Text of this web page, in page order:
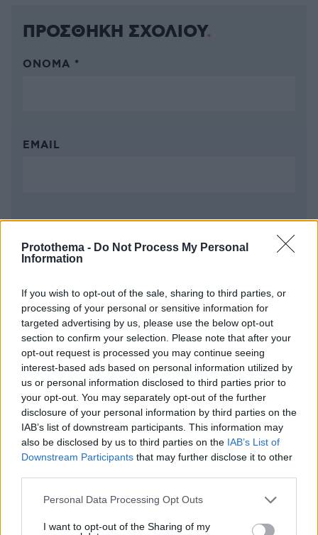
Protothema - Do Not Process My Personal
Information
If you wish to opt-out of the sale, sharing to third parties, or
processing of your personal or sensitive information for
targeted advertising by us, please use the below opt-out
section to confirm your selection. Please note that after your
opt-out request is processed you may continue seeing
interest-based ads based on personal information utilized by
us or personal information disclosed to third parties prior to
your opt-out. You may separately opt-out of the further
disclosure of your personal information by third parties on the
IAB’s list of downstream participants. This information may
also be disclosed by us to third parties on the IAB’s List of
Downstream Participants that may further disclose it to other
Please note that this website/app uses one or more Google
not limited to your visit or usage behaviour. You may click to
Personal Data Processing Opt Outs
I want to opt-out of the Sharing of my
ΠΡΟΣΘΗΚΗ ΣΧΟΛΙΟΥ
ΌΝΟΜΑ *
EMAIL
Απομένουν χαρακτήρες
* Υποχρεωτικά πεδία